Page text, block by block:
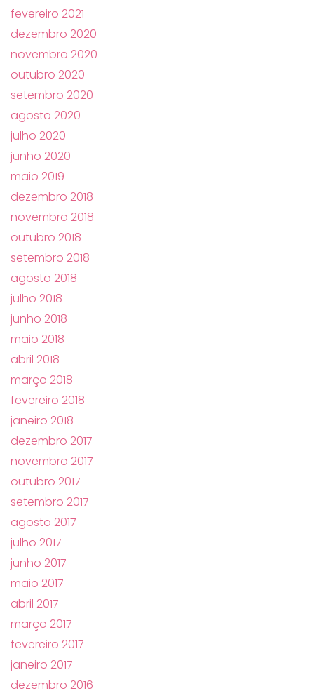
fevereiro 2021
dezembro 2020
novembro 2020
outubro 2020
setembro 2020
agosto 2020
julho 2020
junho 2020
maio 2019
dezembro 2018
novembro 2018
outubro 2018
setembro 2018
agosto 2018
julho 2018
junho 2018
maio 2018
abril 2018
março 2018
fevereiro 2018
janeiro 2018
dezembro 2017
novembro 2017
outubro 2017
setembro 2017
agosto 2017
julho 2017
junho 2017
maio 2017
abril 2017
março 2017
fevereiro 2017
janeiro 2017
dezembro 2016